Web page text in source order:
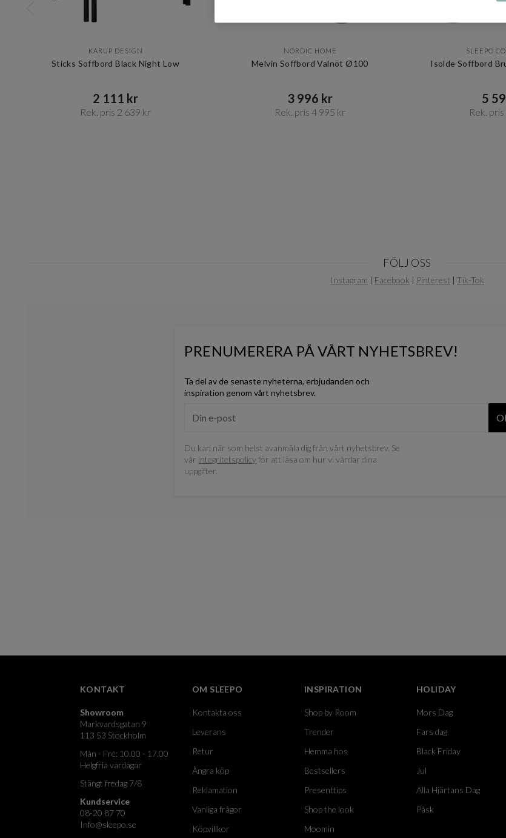
KARUP DESIGN
Sticks Soffbord Black Night Low
2 111 kr​​
Rek. pris 2 639 kr​​
NORDIC HOME
Melvin Soffbord Valnöt Ø100
3 996 kr​​
Rek. pris 4 995 kr​​
SLEEPO
Isolde Soffbord
5
Rek.
FÖLJ OSS
Instagram | Facebook | Pinterest | Tik-Tok
PRENUMERERA PÅ VÅRT NYHETSBREV!
Ta del av de senaste nyheterna, erbjudanden och
inspiration genom vårt nyhetsbrev.
Du kan när som helst avanmäla dig från vårt nyhetsbrev. Se
vår integritetspolicyför att läsa om hur vi vårdar dina
uppgifter.
KONTAKT
Showroom
Markvardsgatan 9
113 53 Stockholm
Mån - Fre: 10.00 - 17.00
Helgfria vardagar
Stängt fredag 7/8
Kundservice
08-20 87 70
Info@sleepo.se
OM SLEEPO
Kontakta oss
Leverans
Retur
Ångra köp
Reklamation
Vanliga frågor
Köpvillkor
INSPIRATION
Shop by Room
Trender
Hemma hos
Bestsellers
Presenttips
Shop the look
Moomin
HOLIDAY
Mors Dag
Fars dag
Black Friday
Jul
Alla Hjärtans Dag
Påsk